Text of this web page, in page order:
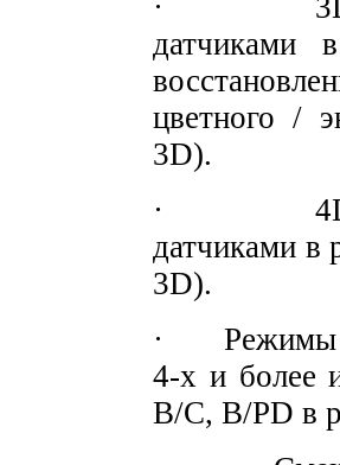
· 3D -
датчиками
цветного /
3D).
· 4D -
датчиками в
3D).
· Режимы
4-х и более
B/C, B/PD в